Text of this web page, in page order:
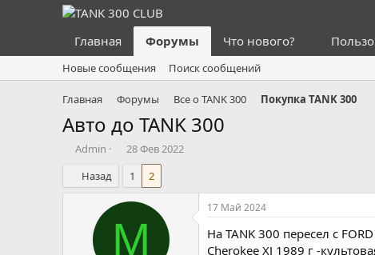
Главная Форумы Что нового?
Новые сообщения Поиск сообщений
Главная Форумы Все о TANK 300 Покупка TANK 300
Авто до TANK 300
А
о
Admin
Д
а
н
ч
а
28 Фев 2022
Назад
1 2
M
17 Май 2024
На TANK 300 пересел с
Cherokee XJ 1989 г -